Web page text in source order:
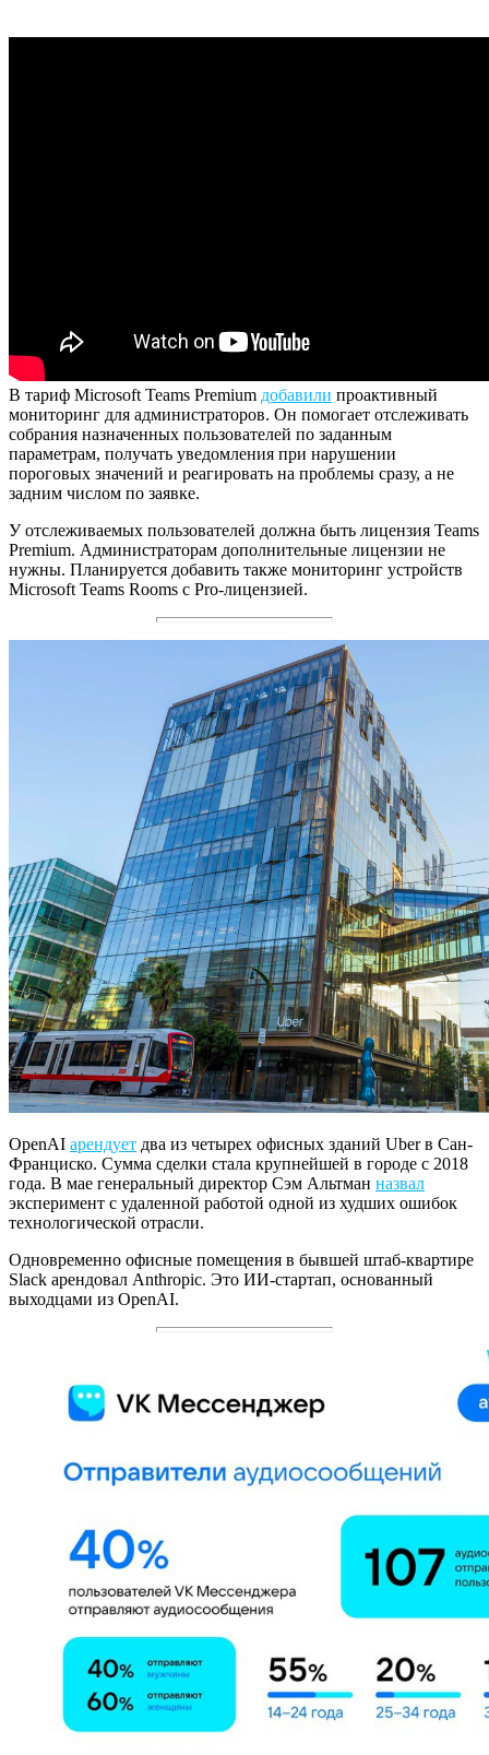
В тариф Microsoft Teams Premium добавили проактивный
мониторинг для администраторов. Он помогает отслеживать
собрания назначенных пользователей по заданным
параметрам, получать уведомления при нарушении
пороговых значений и реагировать на проблемы сразу, а не
задним числом по заявке.
У отслеживаемых пользователей должна быть лицензия Teams
Premium. Администраторам дополнительные лицензии не
нужны. Планируется добавить также мониторинг устройств
Microsoft Teams Rooms с Pro-лицензией.
OpenAI арендует два из четырех офисных зданий Uber в Сан-
Франциско. Сумма сделки стала крупнейшей в городе с 2018
года. В мае генеральный директор Сэм Альтман назвал
эксперимент с удаленной работой одной из худших ошибок
технологической отрасли.
Одновременно офисные помещения в бывшей штаб-квартире
Slack арендовал Anthropic. Это ИИ-стартап, основанный
выходцами из OpenAI.